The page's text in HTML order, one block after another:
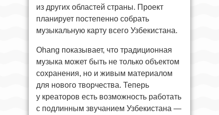
из других областей страны. Проект
планирует постепенно собрать
музыкальную карту всего Узбекистана.
Ohang показывает, что традиционная
музыка может быть не только объектом
сохранения, но и живым материалом
для нового творчества. Теперь
у креаторов есть возможность работать
с подлинным звучанием Узбекистана —